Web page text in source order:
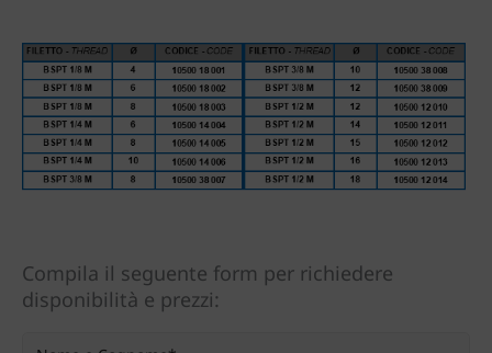
Compila il seguente form per richiedere
disponibilità e prezzi: